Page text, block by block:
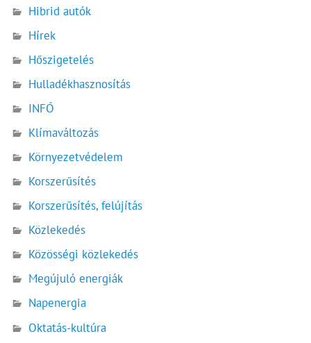
Hibrid autók
Hírek
Hőszigetelés
Hulladékhasznosítás
INFÓ
Klímaváltozás
Környezetvédelem
Korszerűsítés
Korszerűsítés, felújítás
Közlekedés
Közösségi közlekedés
Megújuló energiák
Napenergia
Oktatás-kultúra